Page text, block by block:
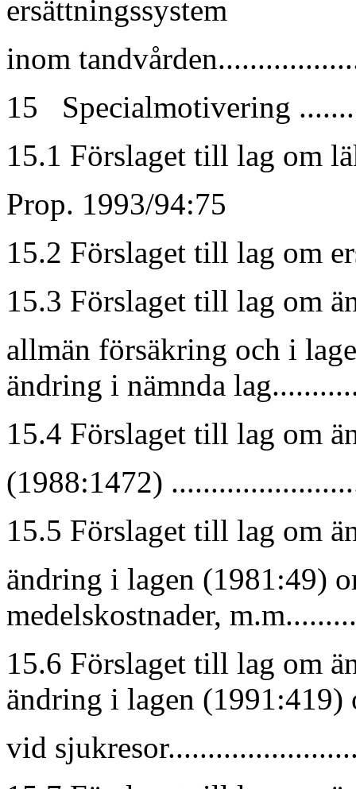
ersättningssystem
inom
15 Specialmotivering
15.1 Förslaget till lag om
Prop. 1993/94:75
15.2 Förslaget till lag om
15.3 Förslaget till lag om
allmän försäkring och i
ändring i nämnda
15.4 Förslaget till lag om
(1988:1472)
15.5 Förslaget till lag om
ändring i lagen (1981:49)
medelskostnader,
15.6 Förslaget till lag om
ändring i lagen (1991:419)
vid